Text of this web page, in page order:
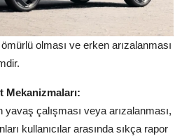
olması ve erken arızalanması
Mekanizmaları:
yavaş çalışması veya arızalanması,
kullanıcılar arasında sıkça rapor